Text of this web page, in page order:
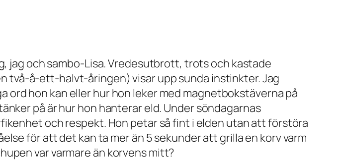
jag och sambo-Lisa. Vredesutbrott, trots och kastade
två-å-ett-halvt-åringen) visar upp sunda instinkter. Jag
ord hon kan eller hur hon leker med magnetbokstäverna på
på är hur hon hanterar eld. Under söndagarnas
och respekt. Hon petar så fint i elden utan att förstöra
för att det kan ta mer än 5 sekunder att grilla en korv varm
var varmare än korvens mitt?